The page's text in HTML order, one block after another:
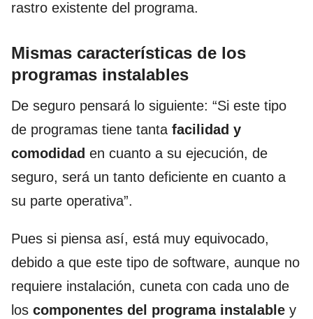
rastro existente del programa.
Mismas características de los
programas instalables
De seguro pensará lo siguiente: “Si este tipo
de programas tiene tanta facilidad y
comodidad en cuanto a su ejecución, de
seguro, será un tanto deficiente en cuanto a
su parte operativa”.
Pues si piensa así, está muy equivocado,
debido a que este tipo de software, aunque no
requiere instalación, cuneta con cada uno de
los componentes del programa instalable y